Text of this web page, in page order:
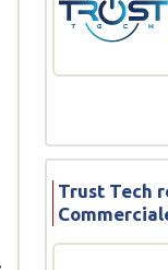
Trust Tech